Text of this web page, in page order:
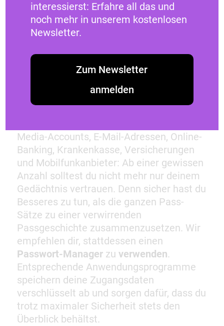
sind. Jetzt nur noch ein paar Mal würfeln
und schon hast du ein sicheres, neues
Passwort erstellt.
Dein digitales Gedächtnis
Media-Accounts, E-Mail-Adressen, Online-
Banking, Krankenkasse, Versicherungen
und Mobilfunkanbieter: Ab einer gewissen
Anzahl solltest du nicht mehr nur deinem
Gedächtnis vertrauen. Denn sicher hast du
Besseres zu tun, als die ganzen Pass-
Sätze zu einer verwirrenden
Passgeschichte zusammenzusetzen. Wir
empfehlen dir, stattdessen einen
Passwort-Managerzu verwenden.
Entsprechende Anwendungsprogramme
speichern deine Zugangsdaten
verschlüsselt ab und sorgen dafür, dass du
trotz maximaler Sicherheit stets den
Überblick behältst.
interessierst: Erfahre all das und
noch mehr in unserem kostenlosen
Newsletter.
Zum Newsletter
anmelden